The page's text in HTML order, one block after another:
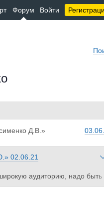
Форум Войти
Д.В.»
02.06.21
аудиторию, надо быть
и отвечать за свои слова. Не